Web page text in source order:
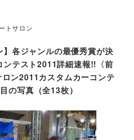
トサロン
】各ジャンルの最優秀賞が決
ンテスト2011詳細速報!!〈前
ン2011カスタムカーコンテ
の写真（全13枚）